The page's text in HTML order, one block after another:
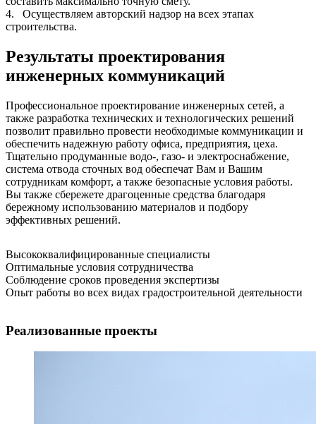
4.
Осуществляем авторский надзор на всех этапах
строительства.
Результаты проектирования
инженерных коммуникаций
Профессиональное проектирование инженерных сетей, а
также разработка технических и технологических решений
позволит правильно провести необходимые коммуникации и
обеспечить надежную работу офиса, предприятия, цеха.
Тщательно продуманные водо-, газо- и электроснабжение,
система отвода сточных вод обеспечат Вам и Вашим
сотрудникам комфорт, а также безопасные условия работы.
Вы также сбережете драгоценные средства благодаря
бережному использованию материалов и подбору
эффективных решений.
Высококвалифицированные специалисты
Оптимальные условия сотрудничества
Соблюдение сроков проведения экспертизы
Опыт работы во всех видах градостроительной деятельности
Реализованные проекты